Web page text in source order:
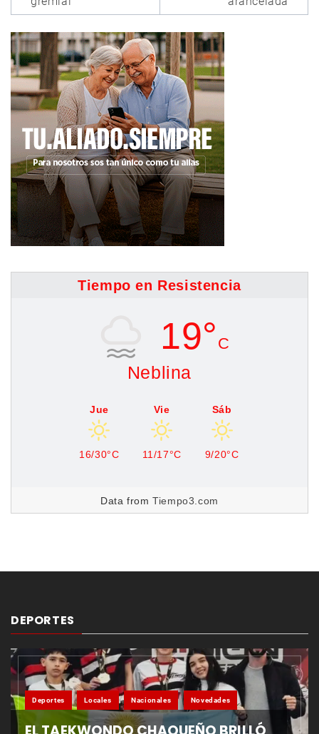
Tiempo en Resistencia
19° C
Neblina
Jue
16/30°C
Vie
11/17°C
Sáb
9/20°C
Data fromTiempo3.com
DEPORTES
Deportes Locales Nacionales Novedades